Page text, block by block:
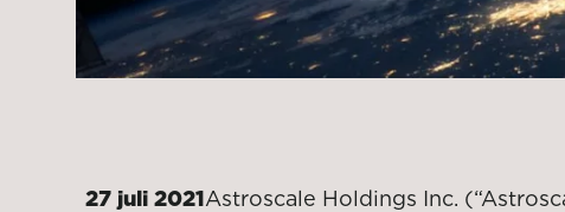
27 juli 2021Astroscale Holdings Inc.